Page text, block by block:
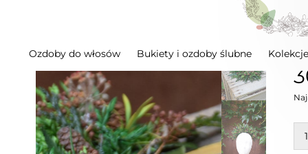
Ozdoby do włosów Bukiety i ozdoby ślubne